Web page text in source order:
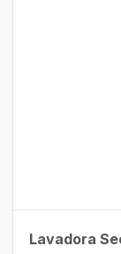
Lavadora